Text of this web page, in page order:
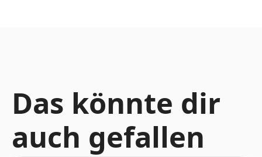
Das könnte dir
auch gefallen